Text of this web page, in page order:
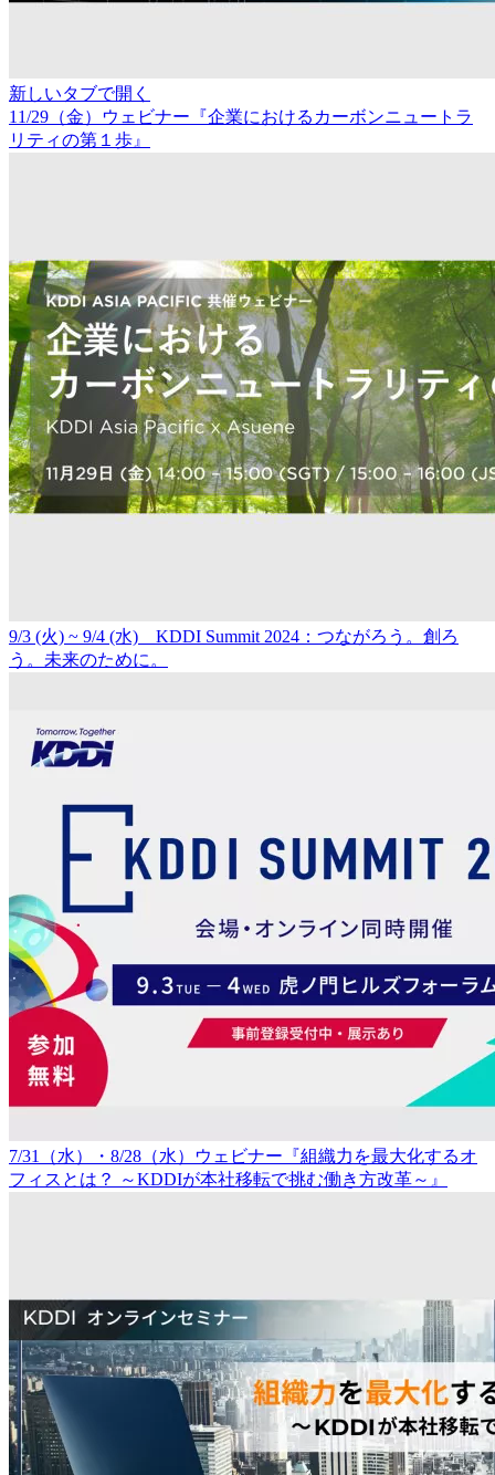
新しいタブで開く
11/29（金）ウェビナー『企業におけるカーボンニュートラ
リティの第１歩』
9/3 (火) ~ 9/4 (水) KDDI Summit 2024：つながろう。創ろ
う。未来のために。
7/31（水）・8/28（水）ウェビナー『組織力を最大化するオ
フィスとは？ ～KDDIが本社移転で挑む働き方改革～』